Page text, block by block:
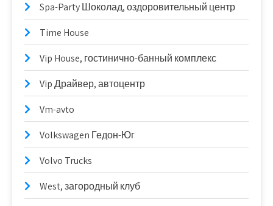
Spa-Party Шоколад, оздоровительный центр
Time House
Vip House, гостинично-банный комплекс
Vip Драйвер, автоцентр
Vm-avto
Volkswagen Гедон-Юг
Volvo Trucks
West, загородный клуб